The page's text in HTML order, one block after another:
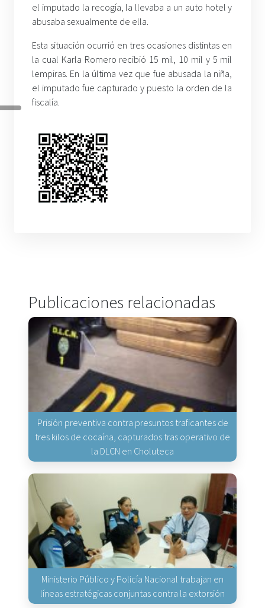
el imputado la recogía, la llevaba a un auto hotel y
abusaba sexualmente de ella.
Esta situación ocurrió en tres ocasiones distintas en
la cual Karla Romero recibió 15 mil, 10 mil y 5 mil
lempiras. En la última vez que fue abusada la niña,
el imputado fue capturado y puesto la orden de la
fiscalía.
Publicaciones relacionadas
Prisión preventiva contra presuntos traficantes de
tres kilos de cocaína, capturados tras operativo de
la DLCN en Choluteca
Ministerio Público y Policía Nacional trabajan en
líneas estratégicas conjuntas contra la extorsión